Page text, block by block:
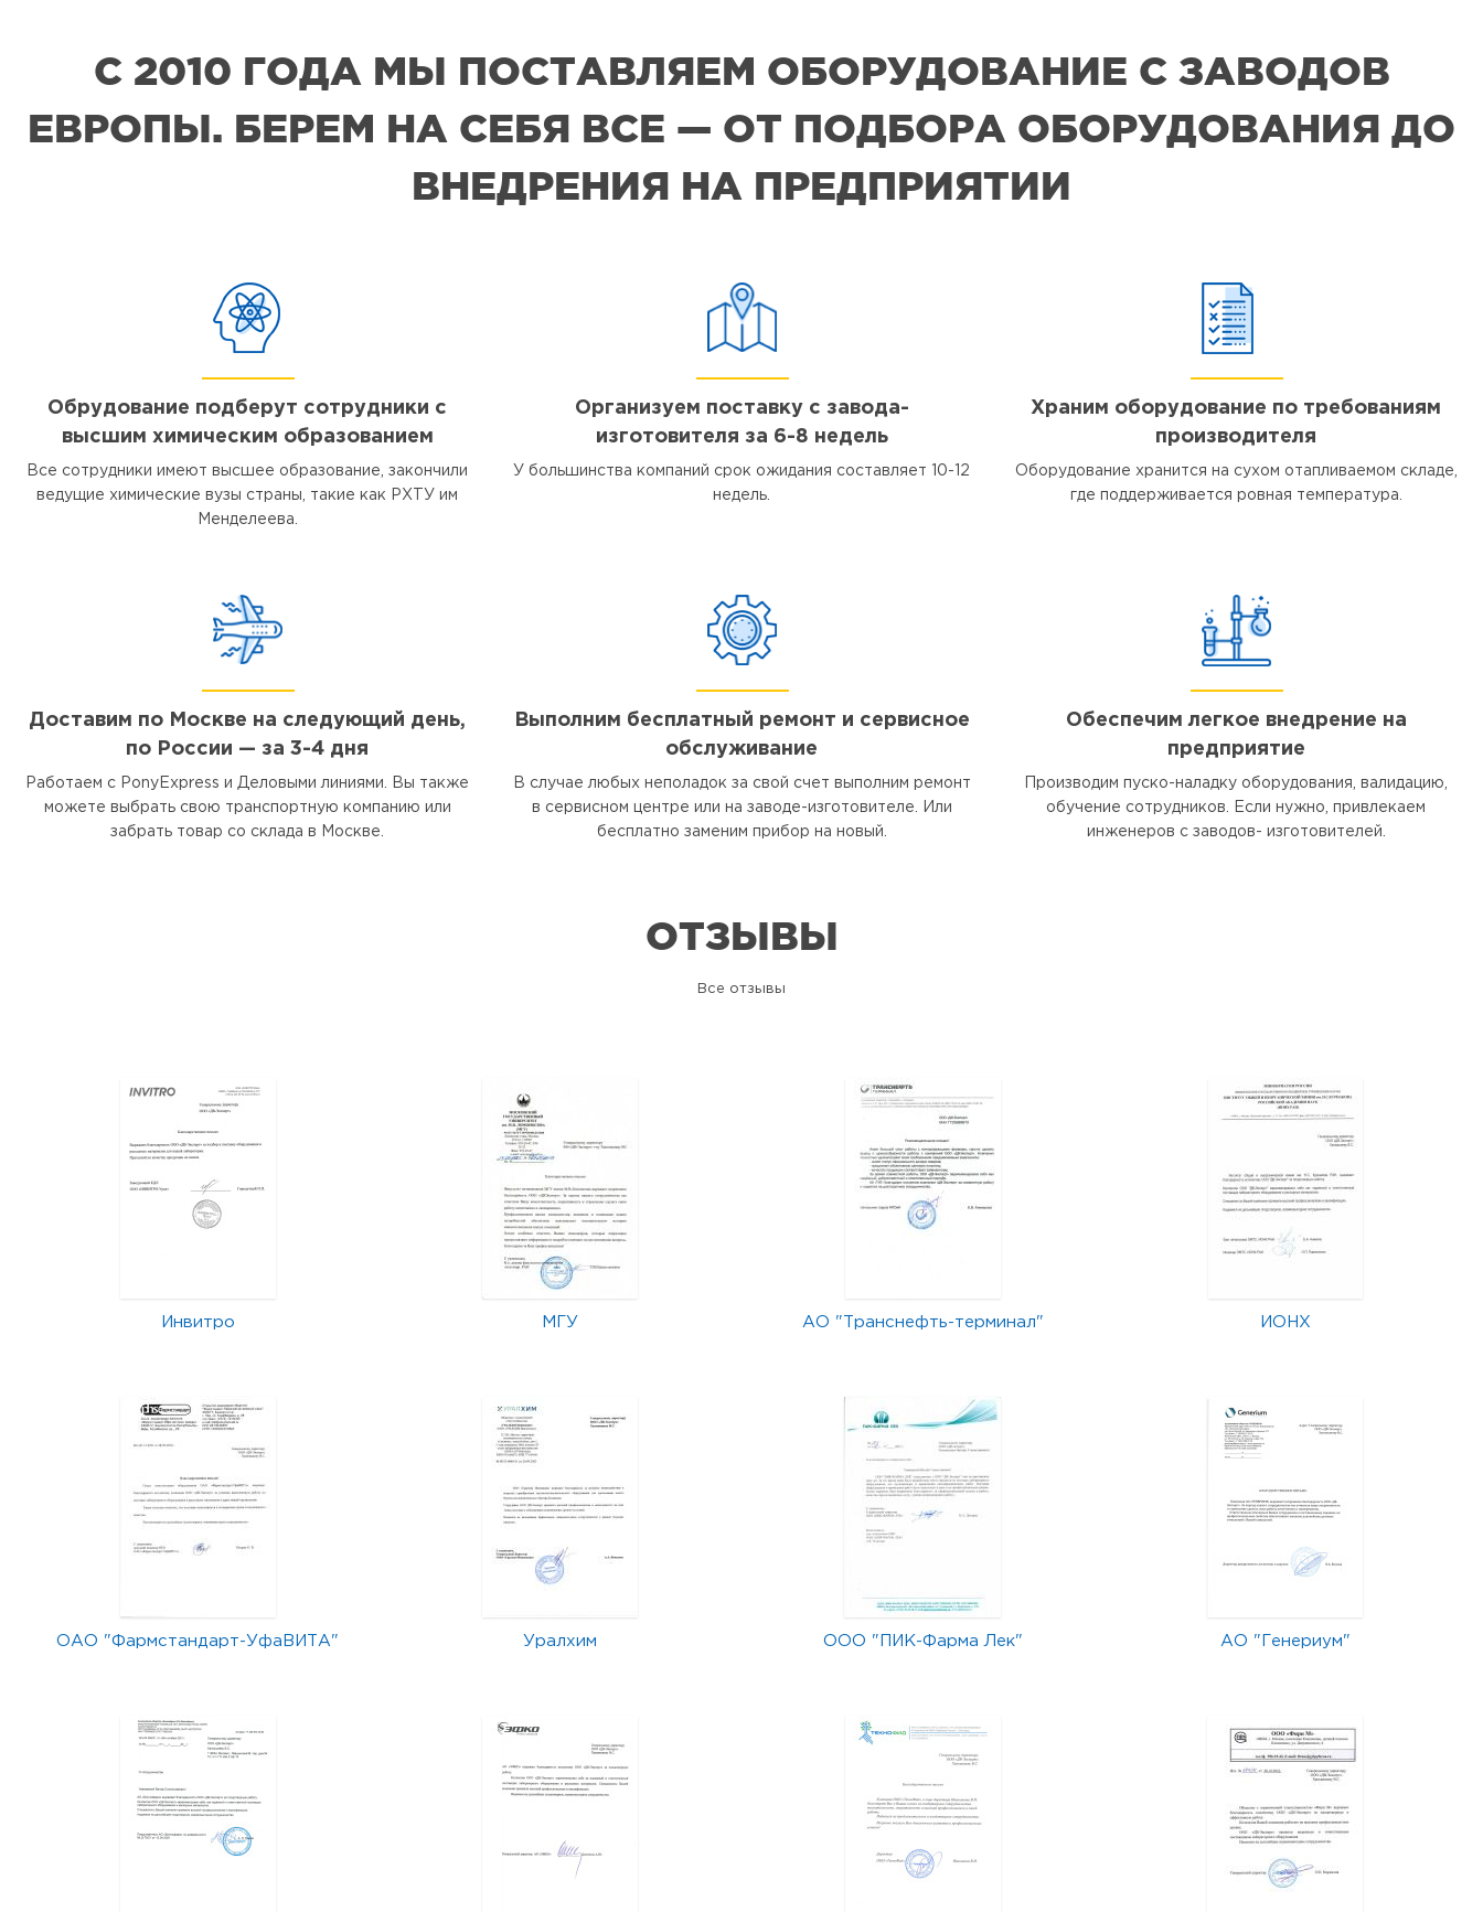
С 2010 ГОДА МЫ ПОСТАВЛЯЕМ ОБОРУДОВАНИЕ С ЗАВОДОВ
ЕВРОПЫ. БЕРЕМ НА СЕБЯ ВСЕ — ОТ ПОДБОРА ОБОРУДОВАНИЯ ДО
ВНЕДРЕНИЯ НА ПРЕДПРИЯТИИ
Обрудование подберут сотрудники с
высшим химическим образованием
Все сотрудники имеют высшее образование, закончили
ведущие химические вузы страны, такие как РХТУ им
Менделеева.
Организуем поставку с завода-
изготовителя за 6-8 недель
У большинства компаний срок ожидания составляет 10-12
недель.
Храним оборудование по требованиям
производителя
Оборудование хранится на сухом отапливаемом складе,
где поддерживается ровная температура.
Доставим по Москве на следующий день,
по России — за 3-4 дня
Работаем с PonyExpress и Деловыми линиями. Вы также
можете выбрать свою транспортную компанию или
забрать товар со склада в Москве.
Выполним бесплатный ремонт и сервисное
обслуживание
В случае любых неполадок за свой счет выполним ремонт
в сервисном центре или на заводе-изготовителе. Или
бесплатно заменим прибор на новый.
Обеспечим легкое внедрение на
предприятие
Производим пуско-наладку оборудования, валидацию,
обучение сотрудников. Если нужно, привлекаем
инженеров с заводов- изготовителей.
ОТЗЫВЫ
Все отзывы
Инвитро МГУ АО "Транснефть-терминал" ИОНХ
ОАО "Фармстандарт-УфаВИТА" Уралхим ООО "ПИК-Фарма Лек" АО "Генериум"